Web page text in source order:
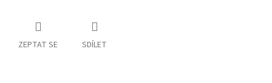
ZEPTAT SE SDÍLET